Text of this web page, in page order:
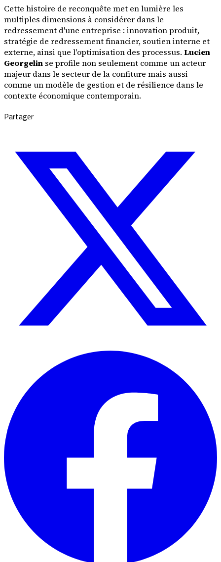
Cette histoire de reconquête met en lumière les
multiples dimensions à considérer dans le
redressement d'une entreprise : innovation produit,
stratégie de redressement financier, soutien interne et
externe, ainsi que l'optimisation des processus. Lucien
Georgelin se profile non seulement comme un acteur
majeur dans le secteur de la confiture mais aussi
comme un modèle de gestion et de résilience dans le
contexte économique contemporain.
Partager